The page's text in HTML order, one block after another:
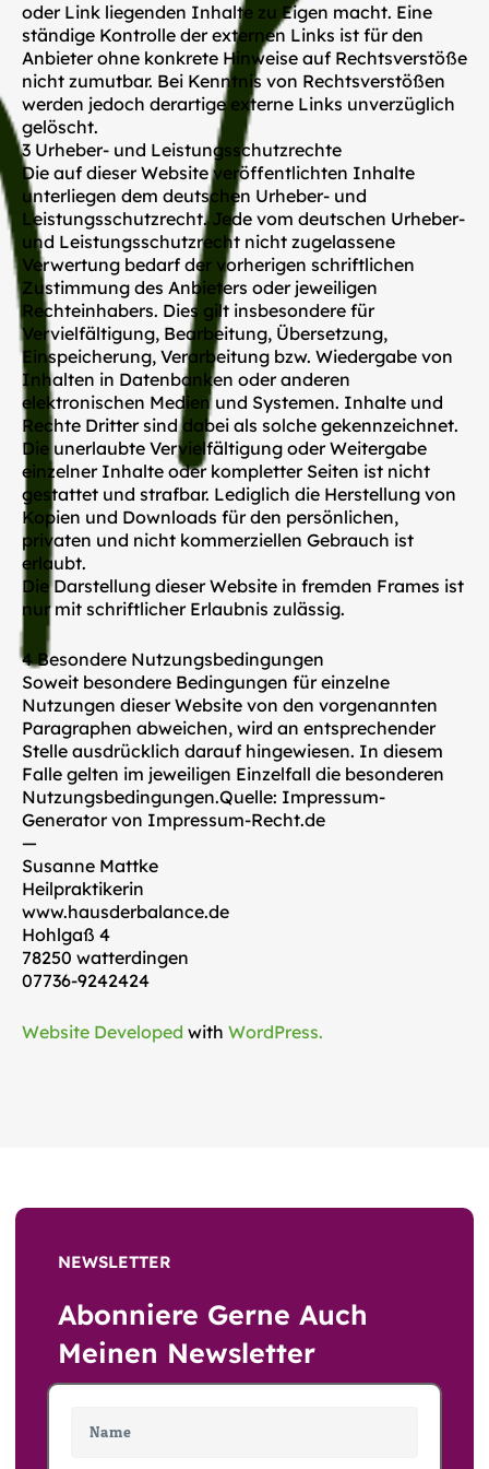
oder Link liegenden Inhalte zu Eigen macht. Eine
ständige Kontrolle der externen Links ist für den
Anbieter ohne konkrete Hinweise auf Rechtsverstöße
nicht zumutbar. Bei Kenntnis von Rechtsverstößen
werden jedoch derartige externe Links unverzüglich
gelöscht.
3 Urheber- und Leistungsschutzrechte
Die auf dieser Website veröffentlichten Inhalte
unterliegen dem deutschen Urheber- und
Leistungsschutzrecht. Jede vom deutschen Urheber-
und Leistungsschutzrecht nicht zugelassene
Verwertung bedarf der vorherigen schriftlichen
Zustimmung des Anbieters oder jeweiligen
Rechteinhabers. Dies gilt insbesondere für
Vervielfältigung, Bearbeitung, Übersetzung,
Einspeicherung, Verarbeitung bzw. Wiedergabe von
Inhalten in Datenbanken oder anderen
elektronischen Medien und Systemen. Inhalte und
Rechte Dritter sind dabei als solche gekennzeichnet.
Die unerlaubte Vervielfältigung oder Weitergabe
einzelner Inhalte oder kompletter Seiten ist nicht
gestattet und strafbar. Lediglich die Herstellung von
Kopien und Downloads für den persönlichen,
privaten und nicht kommerziellen Gebrauch ist
erlaubt.
Die Darstellung dieser Website in fremden Frames ist
nur mit schriftlicher Erlaubnis zulässig.
4 Besondere Nutzungsbedingungen
Soweit besondere Bedingungen für einzelne
Nutzungen dieser Website von den vorgenannten
Paragraphen abweichen, wird an entsprechender
Stelle ausdrücklich darauf hingewiesen. In diesem
Falle gelten im jeweiligen Einzelfall die besonderen
Nutzungsbedingungen.Quelle: Impressum-
Generator von Impressum-Recht.de
—
Susanne Mattke
Heilpraktikerin
www.hausderbalance.de
Hohlgaß 4
78250 watterdingen
07736-9242424
Website Developed with WordPress.
NEWSLETTER
Abonniere Gerne Auch
Meinen Newsletter